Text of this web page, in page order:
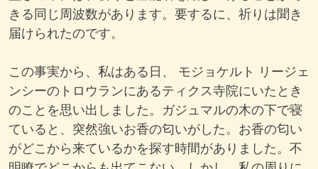
きる同じ周波数があります。要するに、祈りは聞き
届けられたのです。
この事実から、私はある日、 モジョケルト リージェ
ンシーのトロウランにあるティクス寺院にいたとき
のことを思い出しました。ガジュマルの木の下で寝
ていると、突然強いお香の匂いがした。お香の匂い
がどこから来ているかを探す時間がありました。不